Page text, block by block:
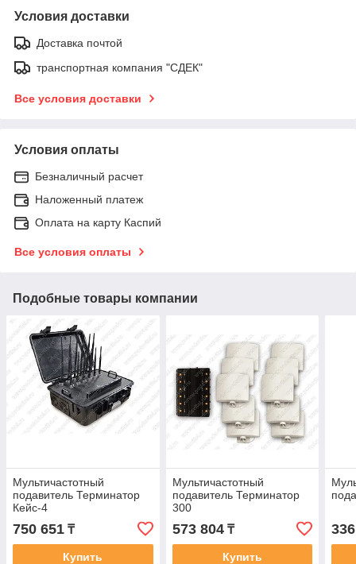
Условия доставки
Доставка почтой
транспортная компания "СДЕК"
Все условия доставки
Условия оплаты
Безналичный расчет
Наложенный платеж
Оплата на карту Каспий
Все условия оплаты
Подобные товары компании
Мультичастотный
подавитель Терминатор
Кейс-4
750 651 ₸
Купить
Мультичастотный
подавитель Терминатор
300
573 804₸
Купить